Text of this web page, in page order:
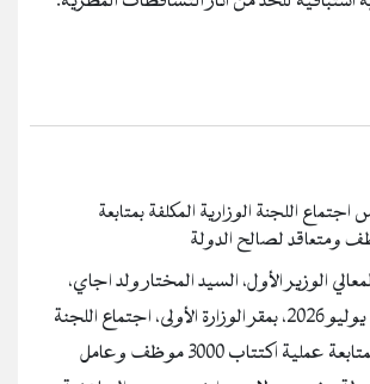
اجتماع اللجنة الوزارية المكلفة بمتابعة
الوزير الأول، السيد المختار ولد اجاي،
اليوم الخميس 2 يوليو 2026، بمقر الوزارة الأولى، اجتماع اللجنة
الوزارية المكلفة بمتابعة عملية اكتتاب 3000 موظف وعامل